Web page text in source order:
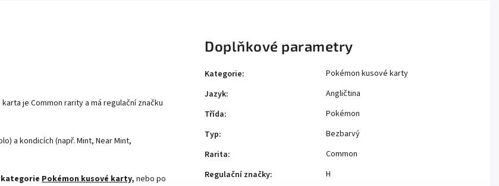
je Common rarity a má regulační značku
a kondicích (např. Mint, Near Mint,
Pokémon kusové karty, nebo po
Doplňkové parametry
Kategorie:
Pokémon kusové karty
Jazyk:
Angličtina
Třída:
Pokémon
Typ:
Bezbarvý
Rarita:
Common
Regulační značky:
H